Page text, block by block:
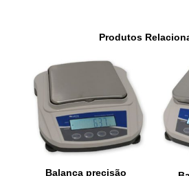
Produtos
Balança precisão